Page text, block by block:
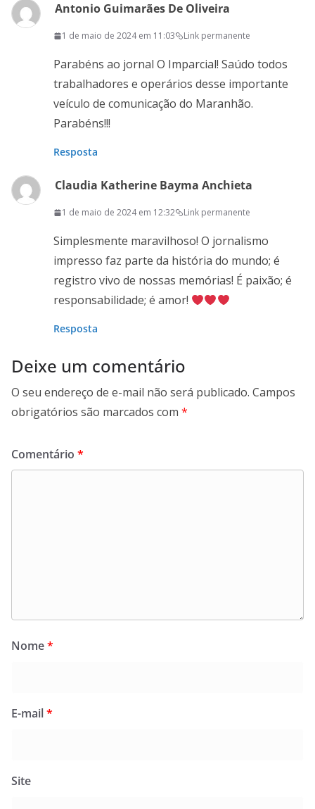
Antonio Guimarães De Oliveira
1 de maio de 2024 em 11:03 Link permanente
Parabéns ao jornal O Imparcial! Saúdo todos
trabalhadores e operários desse importante
veículo de comunicação do Maranhão.
Parabéns!!!
Resposta
Claudia Katherine Bayma Anchieta
1 de maio de 2024 em 12:32 Link permanente
Simplesmente maravilhoso! O jornalismo
impresso faz parte da história do mundo; é
registro vivo de nossas memórias! É paixão; é
responsabilidade; é amor!
Resposta
Deixe um comentário
O seu endereço de e-mail não será publicado. Campos
obrigatórios são marcados com *
Comentário *
Nome*
E-mail*
Site